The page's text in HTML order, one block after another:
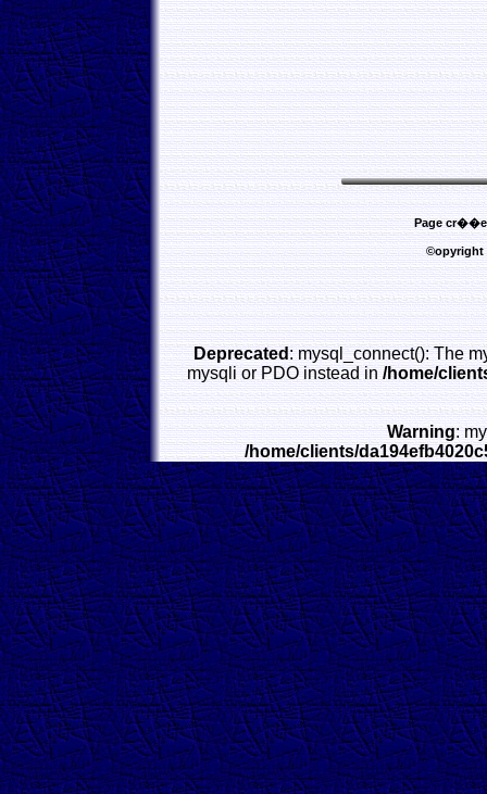
Page cr��e
©opyright
Deprecated: mysql_connect(): The
mysqli or PDO instead in/home/
Warning:
/home/clients/